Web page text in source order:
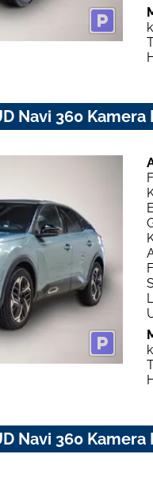
Navi 360 Kamera
Navi 360 Kamera